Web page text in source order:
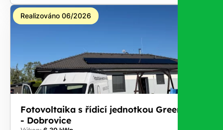
Realizováno 06/2026
Fotovoltaika s řídicí jednotkou GreenBox
- Dobrovice